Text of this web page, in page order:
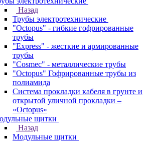
Назад
Трубы электротехнические
"Octopus" - гибкие гофрированные
трубы
"Express" - жесткие и армированные
трубы
"Cosmec" - металлические трубы
"Octopus" Гофрированные трубы из
полиамида
Система прокладки кабеля в грунте и
открытой уличной прокладки –
«Octopus»
щитки
Назад
Модульные щитки